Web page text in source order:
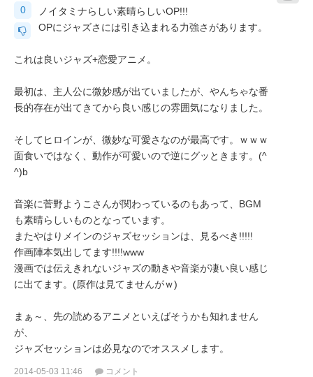
0
ノイタミナらしい素晴らしいOP!!!
OPにジャズさには引き込まれる力強さがあります。
これは良いジャズ+恋愛アニメ。
最初は、主人公に微妙感が出ていましたが、やんちゃな番
長的存在が出てきてから良い感じの雰囲気になりました。
そしてヒロインが、微妙な可愛さなのが最高です。ｗｗｗ
面食いではなく、動作が可愛いので逆にグッときます。(^
^)b
音楽に菅野ようこさんが関わっているのもあって、BGM
も素晴らしいものとなっています。
またやはりメインのジャズセッションは、見るべき!!!!!
作画陣本気出してます!!!!www
漫画では伝えきれないジャズの動きや音楽が凄い良い感じ
に出てます。(原作は見てませんがｗ)
まぁ～、先の読めるアニメといえばそうかも知れません
が、
ジャズセッションは必見なのでオススメします。
2014-05-03 11:46 コメント